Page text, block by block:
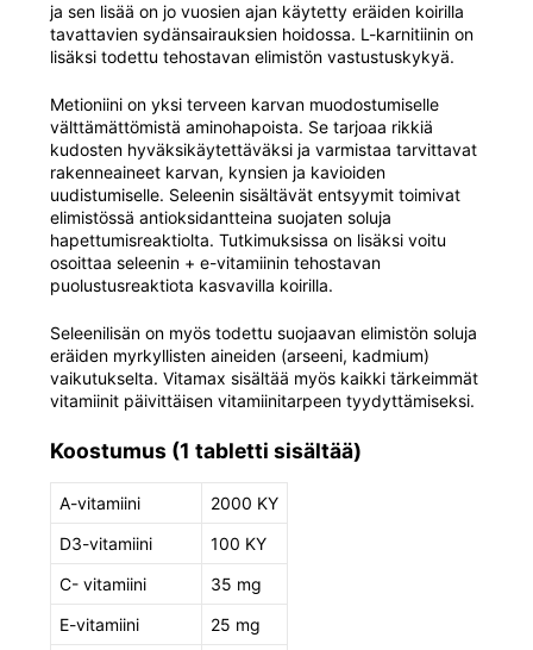
ja sen lisää on jo vuosien ajan käytetty eräiden koirilla
tavattavien sydänsairauksien hoidossa. L-karnitiinin on
lisäksi todettu tehostavan elimistön vastustuskykyä.
Metioniini on yksi terveen karvan muodostumiselle
välttämättömistä aminohapoista. Se tarjoaa rikkiä
kudosten hyväksikäytettäväksi ja varmistaa tarvittavat
rakenneaineet karvan, kynsien ja kavioiden
uudistumiselle. Seleenin sisältävät entsyymit toimivat
elimistössä antioksidantteina suojaten soluja
hapettumisreaktiolta. Tutkimuksissa on lisäksi voitu
osoittaa seleenin + e-vitamiinin tehostavan
puolustusreaktiota kasvavilla koirilla.
Seleenilisän on myös todettu suojaavan elimistön soluja
eräiden myrkyllisten aineiden (arseeni, kadmium)
vaikutukselta. Vitamax sisältää myös kaikki tärkeimmät
vitamiinit päivittäisen vitamiinitarpeen tyydyttämiseksi.
Koostumus (1 tabletti sisältää)
A-vitamiini
2000 KY
D3-vitamiini
100 KY
C- vitamiini
35 mg
E-vitamiini
25 mg